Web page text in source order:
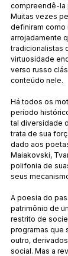
compreendê-la
Muitas vezes
definiram como
arrojadamente
tradicionalistas
virtuosidade
verso russo
conteúdo nele.
Há todos os
período
tal diversidade
trata de sua
dado aos
Maiakovski,
polifonia de
seus
A poesia do
patrimônio de
restrito de
programas que
outro,
social. Mas a